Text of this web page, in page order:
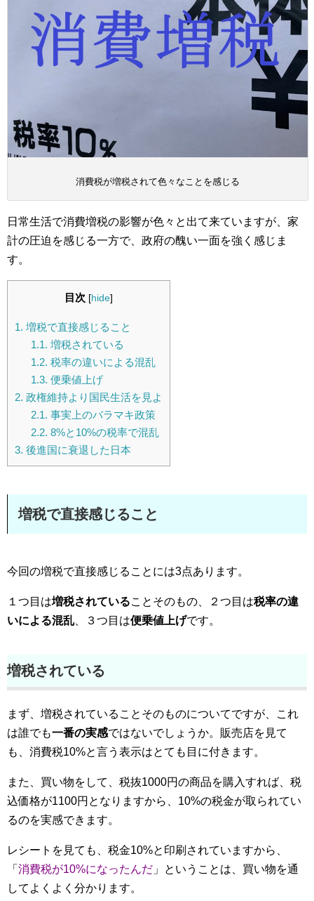
消費税が増税されて色々なことを感じる
日常生活で消費増税の影響が色々と出て来ていますが、家
計の圧迫を感じる一方で、政府の醜い一面を強く感じま
す。
目次 [hide]
1. 増税で直接感じること
1.1. 増税されている
1.2. 税率の違いによる混乱
1.3. 便乗値上げ
2. 政権維持より国民生活を見よ
2.1. 事実上のバラマキ政策
2.2. 8%と10%の税率で混乱
3. 後進国に衰退した日本
増税で直接感じること
今回の増税で直接感じることには3点あります。
１つ目は増税されていることそのもの、２つ目は税率の違
いによる混乱 、３つ目は便乗値上げです。
増税されている
まず、増税されていることそのものについてですが、これ
は誰でも一番の実感ではないでしょうか。販売店を見て
も、消費税10%と言う表示はとても目に付きます。
また、買い物をして、税抜1000円の商品を購入すれば、税
込価格が1100円となりますから、10%の税金が取られてい
るのを実感できます。
レシートを見ても、税金10%と印刷されていますから、
「 消費税が10%になったんだ 」ということは、買い物を通
してよくよく分かります。